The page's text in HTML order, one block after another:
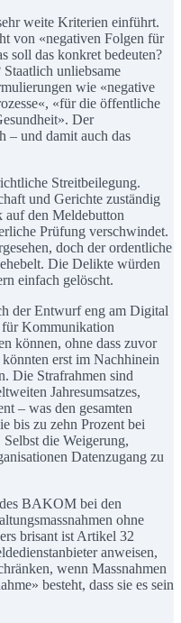
weite Kriterien einführt.
von «negativen Folgen für
soll das konkret bedeuten?
Staatlich unliebsame
wie «negative
«für die öffentliche
Der
– und damit auch das
Streitbeilegung.
und Gerichte zuständig
den Meldebutton
Prüfung verschwindet.
doch der ordentliche
Die Delikte würden
einfach gelöscht.
der Entwurf eng am Digital
für Kommunikation
können, ohne dass zuvor
erst im Nachhinein
Die Strafrahmen sind
Jahresumsatzes,
– was den gesamten
bis zu zehn Prozent bei
die Weigerung,
Datenzugang zu
BAKOM bei den
ohne
brisant ist Artikel 32
anweisen,
wenn Massnahmen
besteht, dass sie es sein